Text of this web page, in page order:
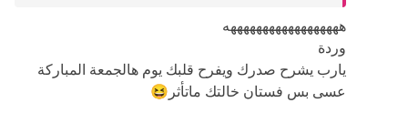
ههههههههههههههههههه
وردة
يارب يشرح صدرك ويفرح قلبك يوم هالجمعة المباركة
عسى بس فستان خالتك ماتأثر😆